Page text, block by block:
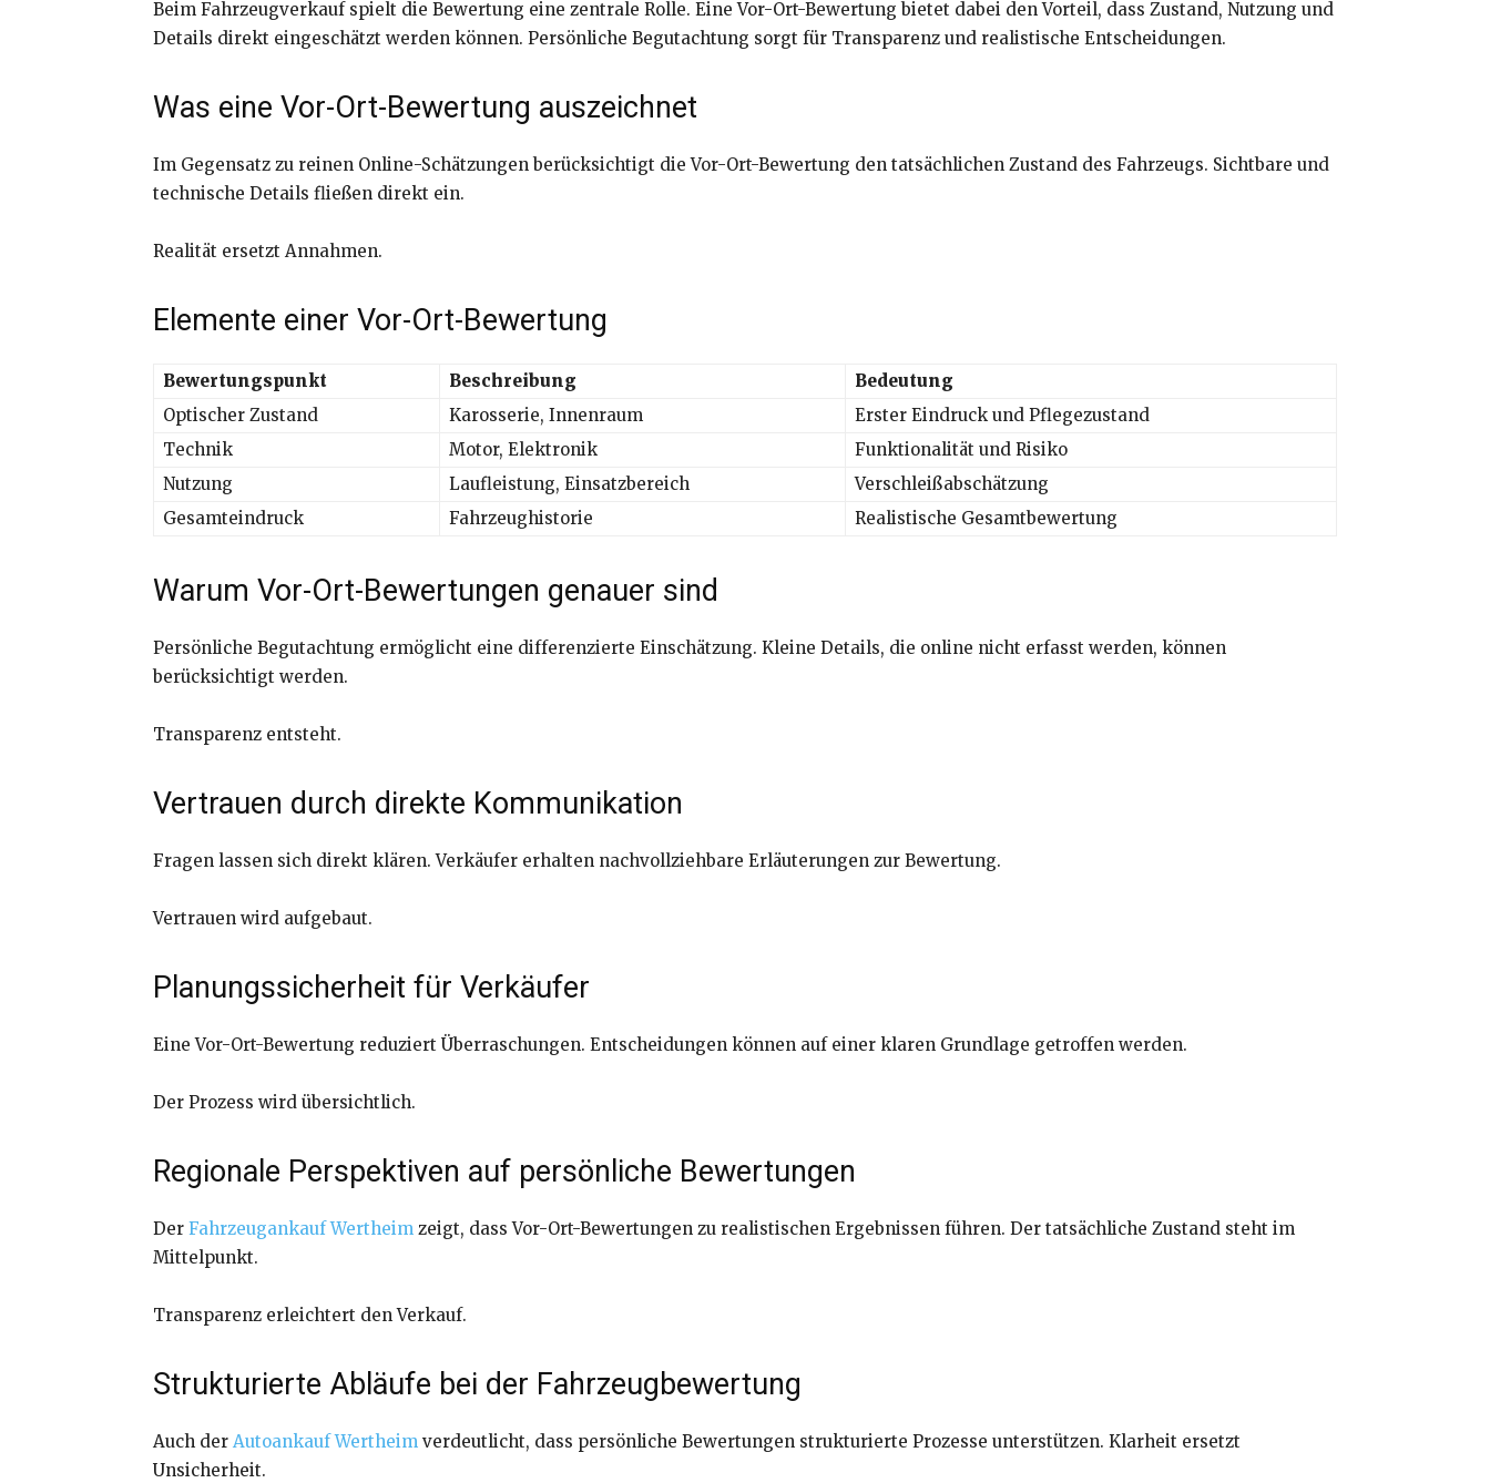
Beim Fahrzeugverkauf spielt die Bewertung eine zentrale Rolle. Eine Vor-Ort-Bewertung bietet dabei den Vorteil, dass Zustand, Nutzung und
Details direkt eingeschätzt werden können. Persönliche Begutachtung sorgt für Transparenz und realistische Entscheidungen.
Was eine Vor-Ort-Bewertung auszeichnet
Im Gegensatz zu reinen Online-Schätzungen berücksichtigt die Vor-Ort-Bewertung den tatsächlichen Zustand des Fahrzeugs. Sichtbare und
technische Details fließen direkt ein.
Realität ersetzt Annahmen.
Elemente einer Vor-Ort-Bewertung
Bewertungspunkt Beschreibung
Bedeutung
Optischer Zustand
Karosserie, Innenraum
Erster Eindruck und Pflegezustand
Technik
Motor, Elektronik
Funktionalität und Risiko
Nutzung
Laufleistung, Einsatzbereich
Verschleißabschätzung
Gesamteindruck
Fahrzeughistorie Realistische Gesamtbewertung
Warum Vor-Ort-Bewertungen genauer sind
Persönliche Begutachtung ermöglicht eine differenzierte Einschätzung. Kleine Details, die online nicht erfasst werden, können
berücksichtigt werden.
Transparenz entsteht.
Vertrauen durch direkte Kommunikation
Fragen lassen sich direkt klären. Verkäufer erhalten nachvollziehbare Erläuterungen zur Bewertung.
Vertrauen wird aufgebaut.
Planungssicherheit für Verkäufer
Eine Vor-Ort-Bewertung reduziert Überraschungen. Entscheidungen können auf einer klaren Grundlage getroffen werden.
Der Prozess wird übersichtlich.
Regionale Perspektiven auf persönliche Bewertungen
Der Fahrzeugankauf Wertheim zeigt, dass Vor-Ort-Bewertungen zu realistischen Ergebnissen führen. Der tatsächliche Zustand steht im
Mittelpunkt.
Transparenz erleichtert den Verkauf.
Strukturierte Abläufe bei der Fahrzeugbewertung
Auch der Autoankauf Wertheim verdeutlicht, dass persönliche Bewertungen strukturierte Prozesse unterstützen. Klarheit ersetzt
Unsicherheit.